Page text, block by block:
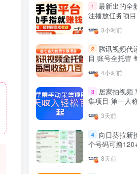
32.8W+人已阅读
想做项目可以联系虎哥微信
解答并且远程视频教学
Google
教程：虎哥手
站赚取美元收入
11个月前
TOP2
抖音上我必须
质博主！
4年前
TOP3
网易云音乐黑胶
官方免费领取教
领1年
4年前
TOP4
1
最新出的全
注播放任务项
3小时前
2
腾讯视频代
目 账号全托管 每周稳入几
4小时前
3
居家拍视频
集项目 第一人
元起3天前
4
向日葵拉新
个号码可撸
8天前